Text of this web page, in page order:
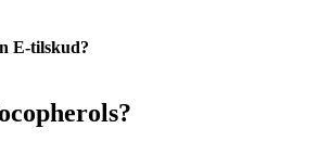
E-tilskud?